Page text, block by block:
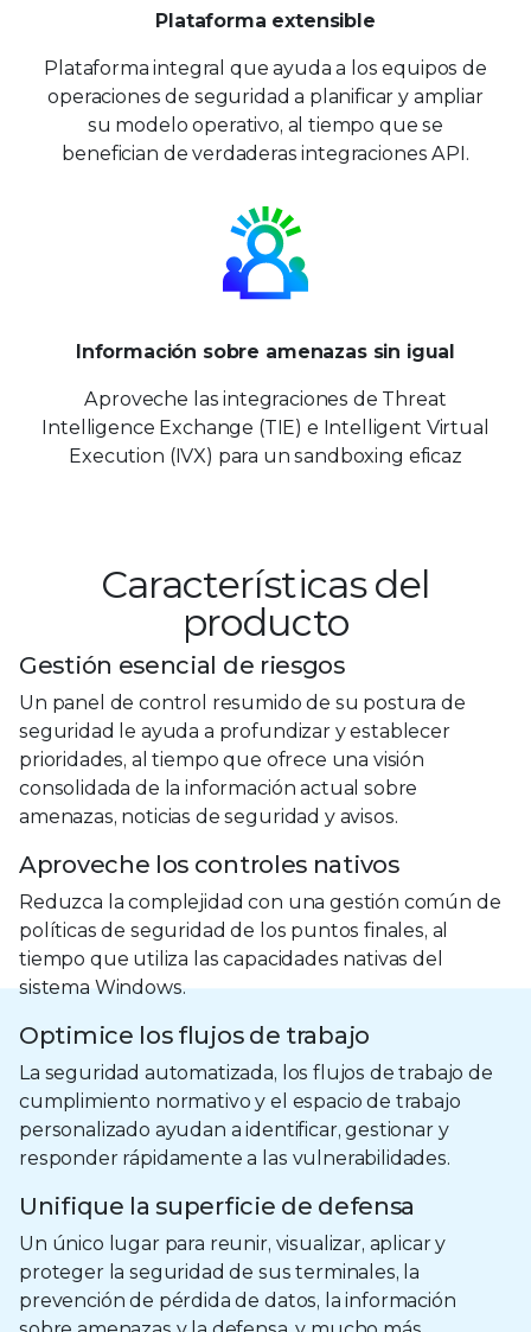
Plataforma extensible
Plataforma integral que ayuda a los equipos de
operaciones de seguridad a planificar y ampliar
su modelo operativo, al tiempo que se
benefician de verdaderas integraciones API.
Información sobre amenazas sin igual
Aproveche las integraciones de Threat
Intelligence Exchange (TIE) e Intelligent Virtual
Execution (IVX) para un sandboxing eficaz
Características del
producto
Gestión esencial de riesgos
Un panel de control resumido de su postura de
seguridad le ayuda a profundizar y establecer
prioridades, al tiempo que ofrece una visión
consolidada de la información actual sobre
amenazas, noticias de seguridad y avisos.
Aproveche los controles nativos
Reduzca la complejidad con una gestión común de
políticas de seguridad de los puntos finales, al
tiempo que utiliza las capacidades nativas del
sistema Windows.
Optimice los flujos de trabajo
La seguridad automatizada, los flujos de trabajo de
cumplimiento normativo y el espacio de trabajo
personalizado ayudan a identificar, gestionar y
responder rápidamente a las vulnerabilidades.
Unifique la superficie de defensa
Un único lugar para reunir, visualizar, aplicar y
proteger la seguridad de sus terminales, la
prevención de pérdida de datos, la información